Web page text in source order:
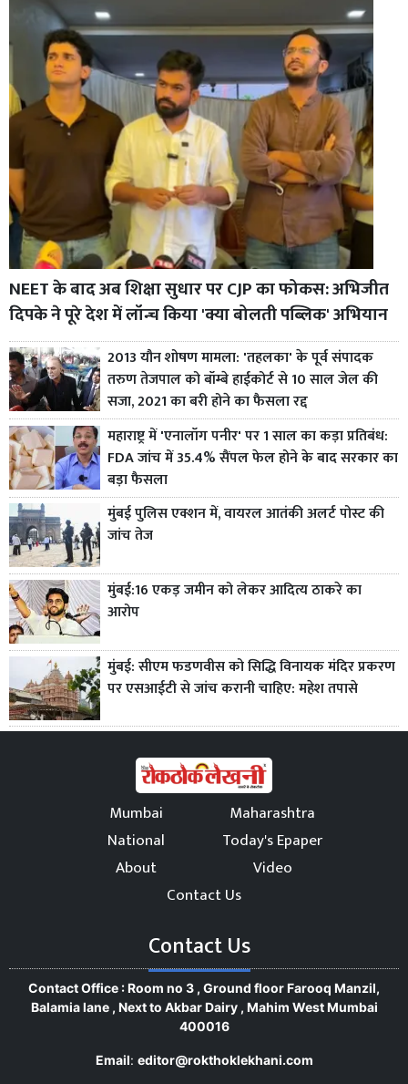
NEET के बाद अब शिक्षा सुधार पर CJP का फोकस: अभिजीत
दिपके ने पूरे देश में लॉन्च किया 'क्या बोलती पब्लिक' अभियान
2013 यौन शोषण मामला: 'तहलका' के पूर्व संपादक
तरुण तेजपाल को बॉम्बे हाईकोर्ट से 10 साल जेल की
सजा, 2021 का बरी होने का फैसला रद्द
महाराष्ट्र में 'एनालॉग पनीर' पर 1 साल का कड़ा प्रतिबंध:
FDA जांच में 35.4% सैंपल फेल होने के बाद सरकार का
बड़ा फैसला
मुंबई पुलिस एक्शन में, वायरल आतंकी अलर्ट पोस्ट की
जांच तेज
मुंबई:16 एकड़ जमीन को लेकर आदित्य ठाकरे का
आरोप
मुंबई: सीएम फडणवीस को सिद्धि विनायक मंदिर प्रकरण
पर एसआईटी से जांच करानी चाहिए: महेश तपासे
Mumbai
Maharashtra
National
Today's Epaper
About
Video
Contact Us
Contact Us
Contact Office : Room no 3 , Ground floor Farooq Manzil,
Balamia lane , Next to Akbar Dairy , Mahim West Mumbai
400016
Email: editor@rokthoklekhani.com